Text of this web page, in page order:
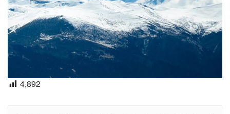
4,892